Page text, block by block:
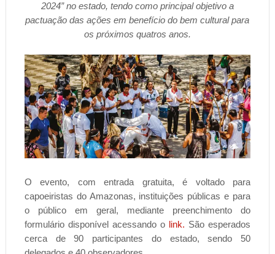
2024” no estado, tendo como principal objetivo a
pactuação das ações em benefício do bem cultural para
os próximos quatros anos.
O evento, com entrada gratuita, é voltado para
capoeiristas do Amazonas, instituições públicas e para
o público em geral, mediante preenchimento do
formulário disponível acessando o link. São esperados
cerca de 90 participantes do estado, sendo 50